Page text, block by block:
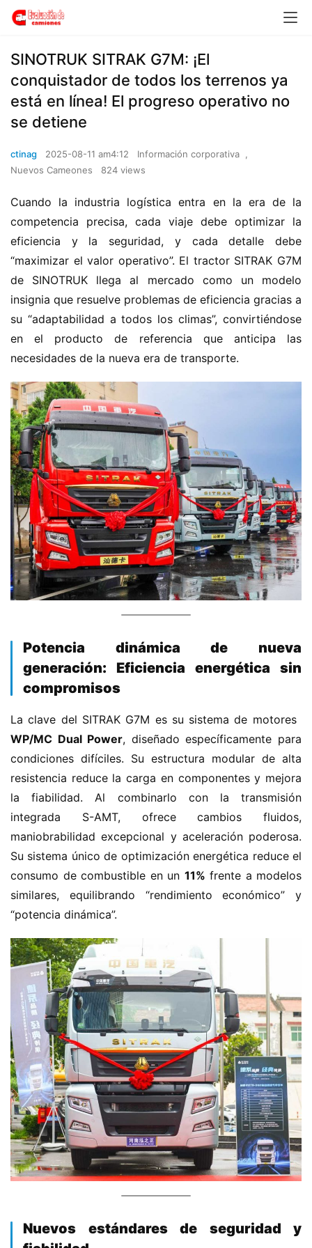
SINOTRUK SITRAK G7M: ¡El
conquistador de todos los terrenos ya
está en línea! El progreso operativo no
se detiene
ctinag 2025-08-11 am4:12 Información corporativa
,
Nuevos Cameones
824 views
Cuando la industria logística entra en la era de la
competencia precisa, cada viaje debe optimizar la
eficiencia y la seguridad, y cada detalle debe
“maximizar el valor operativo”. El tractor SITRAK G7M
de SINOTRUK llega al mercado como un modelo
insignia que resuelve problemas de eficiencia gracias a
su “adaptabilidad a todos los climas”, convirtiéndose
en el producto de referencia que anticipa las
necesidades de la nueva era de transporte.
​Potencia dinámica de nueva
generación: Eficiencia energética sin
compromisos​
La clave del SITRAK G7M es su sistema de motores ​
WP/MC Dual Power​​, diseñado específicamente para
condiciones difíciles. Su estructura modular de alta
resistencia reduce la carga en componentes y mejora
la fiabilidad. Al combinarlo con la transmisión
integrada S-AMT, ofrece cambios fluidos,
maniobrabilidad excepcional y aceleración poderosa.
Su sistema único de optimización energética reduce el
consumo de combustible en un ​ ​11%​ ​ frente a modelos
similares, equilibrando “rendimiento económico” y
“potencia dinámica”.
​Nuevos estándares de seguridad y